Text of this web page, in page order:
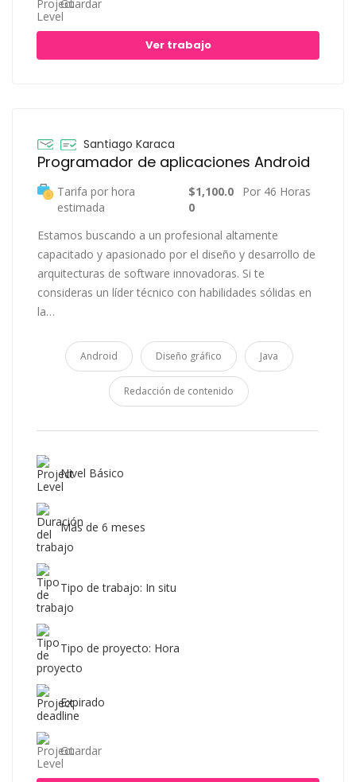
Guardar
Ver trabajo
Santiago Karaca
Programador de aplicaciones Android
Tarifa por hora
estimada
$1,100.0
0
Por 46 Horas
Estamos buscando a un profesional altamente
capacitado y apasionado por el diseño y desarrollo de
arquitecturas de software innovadoras. Si te
consideras un líder técnico con habilidades sólidas en
la…
Android Diseño gráfico Java
Redacción de contenido
Nivel Básico
Más de 6 meses
Tipo de trabajo: In situ
Tipo de proyecto: Hora
Expirado
Guardar